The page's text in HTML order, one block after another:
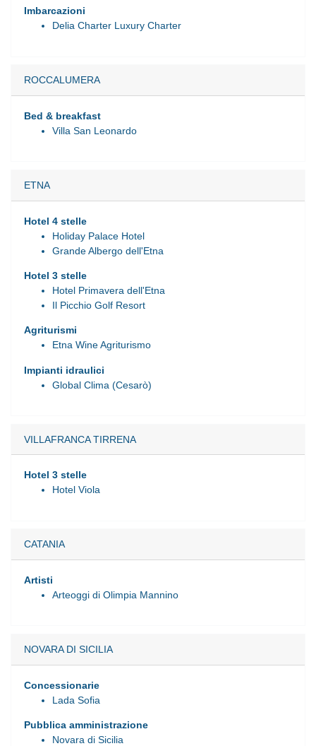
Imbarcazioni
Delia Charter Luxury Charter
ROCCALUMERA
Bed & breakfast
Villa San Leonardo
ETNA
Hotel 4 stelle
Holiday Palace Hotel
Grande Albergo dell'Etna
Hotel 3 stelle
Hotel Primavera dell'Etna
Il Picchio Golf Resort
Agriturismi
Etna Wine Agriturismo
Impianti idraulici
Global Clima (Cesarò)
VILLAFRANCA TIRRENA
Hotel 3 stelle
Hotel Viola
CATANIA
Artisti
Arteoggi di Olimpia Mannino
NOVARA DI SICILIA
Concessionarie
Lada Sofia
Pubblica amministrazione
Novara di Sicilia